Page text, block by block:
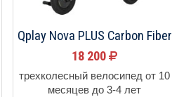
Qplay Nova PLUS Carbon Fiber
18 200
трехколесный велосипед от 10
месяцев до 3-4 лет